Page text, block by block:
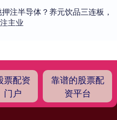
注半导体？养元饮品三连板，
主业
票配资
门户
靠谱的股票配
资平台